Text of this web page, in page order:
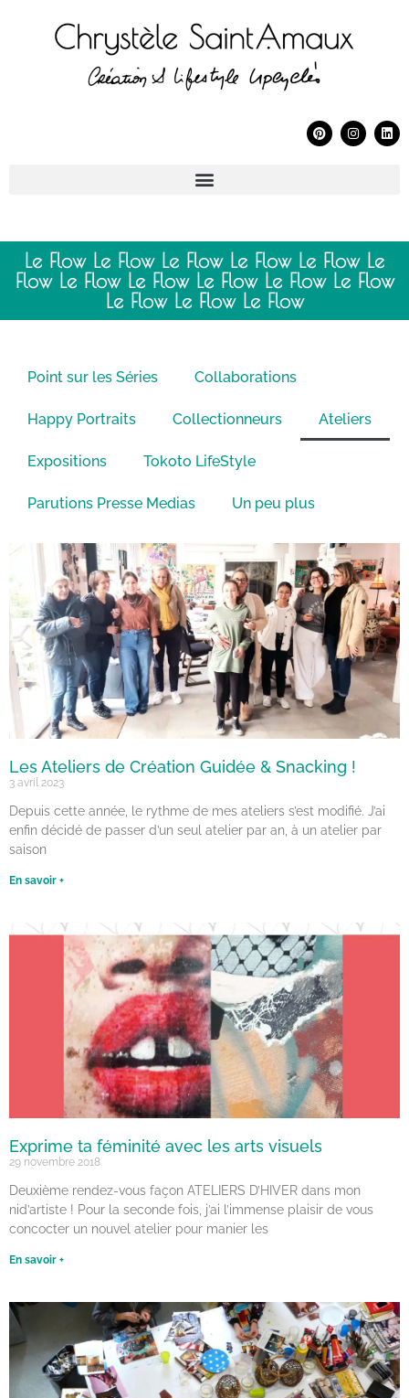
Le Flow Le Flow Le Flow Le Flow Le Flow Le
Flow Le Flow Le Flow Le Flow Le Flow Le Flow
Le Flow Le Flow Le Flow
Point sur les Séries Collaborations
Happy Portraits Collectionneurs Ateliers
Expositions Tokoto LifeStyle
Parutions Presse Medias Un peu plus
Les Ateliers de Création Guidée & Snacking !
3 avril 2023
Depuis cette année, le rythme de mes ateliers s’est modifié. J’ai
enfin décidé de passer d’un seul atelier par an, à un atelier par
saison
En savoir +
Exprime ta féminité avec les arts visuels
29 novembre 2018
Deuxième rendez-vous façon ATELIERS D’HIVER dans mon
nid’artiste ! Pour la seconde fois, j’ai l’immense plaisir de vous
concocter un nouvel atelier pour manier les
En savoir +